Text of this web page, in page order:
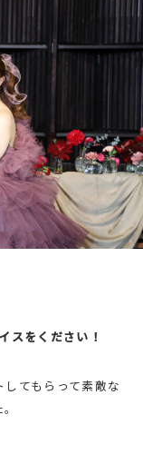
スをください！
てもらって素敵な